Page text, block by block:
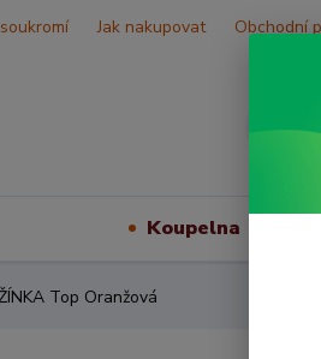
Jak nakupovat Obchodní
Koupelna
Top Oranžová